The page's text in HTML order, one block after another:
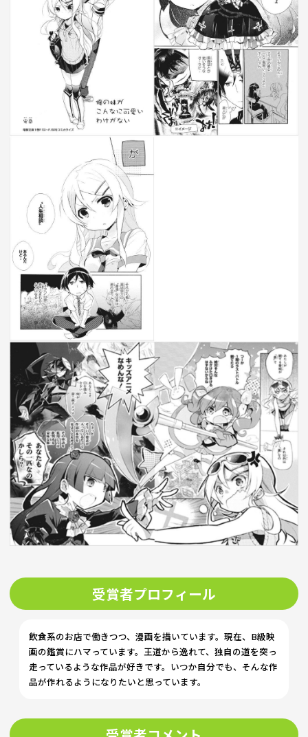
受賞者プロフィール
飲食系のお店で働きつつ、漫画を描いています。現在、B級映
画の鑑賞にハマっています。王道から逸れて、独自の道を突っ
走っているような作品が好きです。いつか自分でも、そんな作
品が作れるようになりたいと思っています。